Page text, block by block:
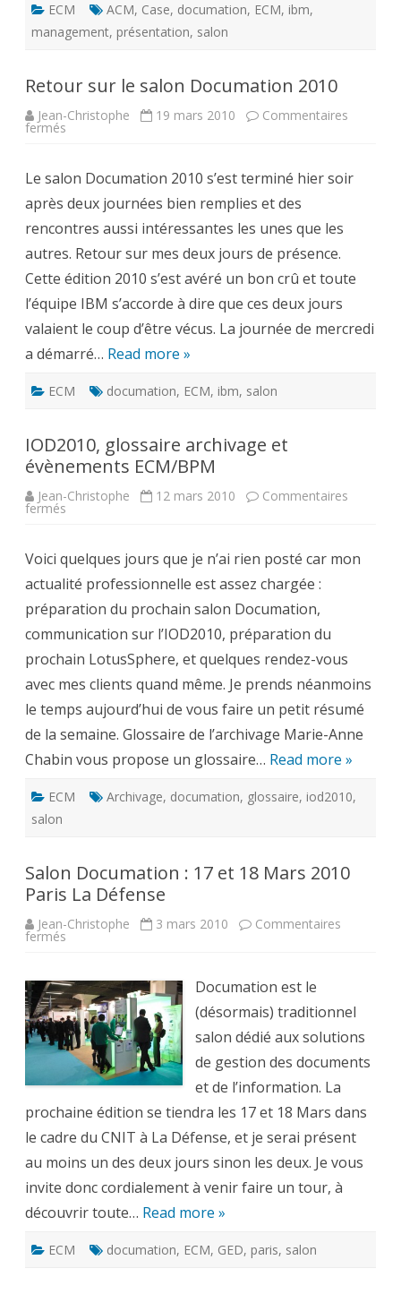
ECM ACM, Case, documation, ECM, ibm,
management, présentation, salon
Retour sur le salon Documation 2010
Jean-Christophe 19 mars 2010 Commentaires
fermés
salon
Documation
2010
Le salon Documation 2010 s’est terminé hier soir
après deux journées bien remplies et des
rencontres aussi intéressantes les unes que les
autres. Retour sur mes deux jours de présence.
Cette édition 2010 s’est avéré un bon crû et toute
l’équipe IBM s’accorde à dire que ces deux jours
valaient le coup d’être vécus. La journée de mercredi
a démarré… Read more »
ECM documation, ECM, ibm, salon
IOD2010, glossaire archivage et
évènements ECM/BPM
Jean-Christophe 12 mars 2010 Commentaires
fermés
et
évènements
ECM/BPM
Voici quelques jours que je n’ai rien posté car mon
actualité professionnelle est assez chargée :
préparation du prochain salon Documation,
communication sur l’IOD2010, préparation du
prochain LotusSphere, et quelques rendez-vous
avec mes clients quand même. Je prends néanmoins
le temps aujourd’hui de vous faire un petit résumé
de la semaine. Glossaire de l’archivage Marie-Anne
Chabin vous propose un glossaire… Read more »
ECM Archivage, documation, glossaire, iod2010,
salon
Salon Documation : 17 et 18 Mars 2010
Paris La Défense
Jean-Christophe 3 mars 2010 Commentaires
fermés
17
et
18
Mars
2010
Paris
La
Défense
Documation est le
(désormais) traditionnel
salon dédié aux solutions
de gestion des documents
et de l’information. La
prochaine édition se tiendra les 17 et 18 Mars dans
le cadre du CNIT à La Défense, et je serai présent
au moins un des deux jours sinon les deux. Je vous
invite donc cordialement à venir faire un tour, à
découvrir toute… Read more »
ECM documation, ECM, GED, paris, salon